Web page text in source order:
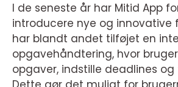
I de seneste år har Mitid App
introducere nye og innovative
har blandt andet tilføjet en
opgavehåndtering, hvor
opgaver, indstille deadlines